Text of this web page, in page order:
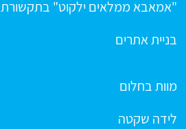
"אמאבא ממלאים ילקוט" בתקשורת
בניית אתרים
מוות בחלום
לידה שקטה